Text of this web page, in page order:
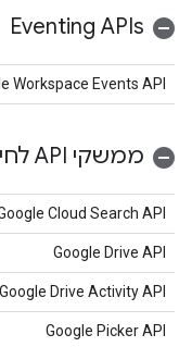
Eventing APIs
Workspace Events API
ממשקי API לחיפוש ולאחסון קבצים
Cloud Search API
Google Drive API
Google Drive Activity API
Google Picker API